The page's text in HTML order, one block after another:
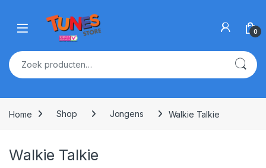
Open 0
Zoeken naar:
Home Shop Jongens Walkie Talkie
Walkie Talkie